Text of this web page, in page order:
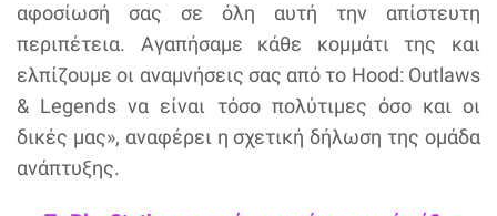
αφοσίωσή σας σε όλη αυτή την απίστευτη
περιπέτεια. Αγαπήσαμε κάθε κομμάτι της και
ελπίζουμε οι αναμνήσεις σας από το Hood: Outlaws
& Legends να είναι τόσο πολύτιμες όσο και οι
δικές μας», αναφέρει η σχετική δήλωση της ομάδα
ανάπτυξης.